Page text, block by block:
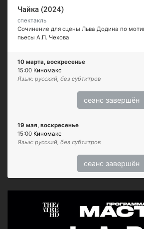
Чайка (2024)
спектакль
Сочинение для сцены Льва Додина по
пьесы А.П. Чехова
10 марта, воскресенье
15:00 Киномакс
Язык: русский, без субтитров
сеанс завершён
19 мая, воскресенье
15:00 Киномакс
Язык: русский, без субтитров
сеанс завершён